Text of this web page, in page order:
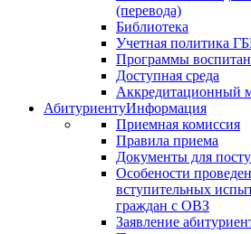
(перевода)
Библиотека
Учетная политика
Программы
Доступная среда
Аккредитационный
АбитуриентуИнформация
Приемная комиссия
Правила приема
Документы для
Особености
вступительных
граждан с ОВЗ
Заявление